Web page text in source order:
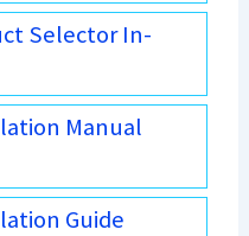
Selector In-
Manual
Guide